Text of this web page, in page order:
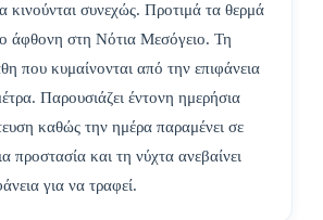
κινούνται συνεχώς. Προτιμά τα θερμά
άφθονη στη Νότια Μεσόγειο. Τη
που κυμαίνονται από την επιφάνεια
Παρουσιάζει έντονη ημερήσια
καθώς την ημέρα παραμένει σε
προστασία και τη νύχτα ανεβαίνει
για να τραφεί.